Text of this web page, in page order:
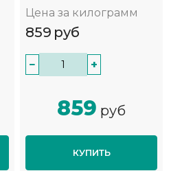
Цена за килограмм
859 руб
− +
859 руб
КУПИТЬ